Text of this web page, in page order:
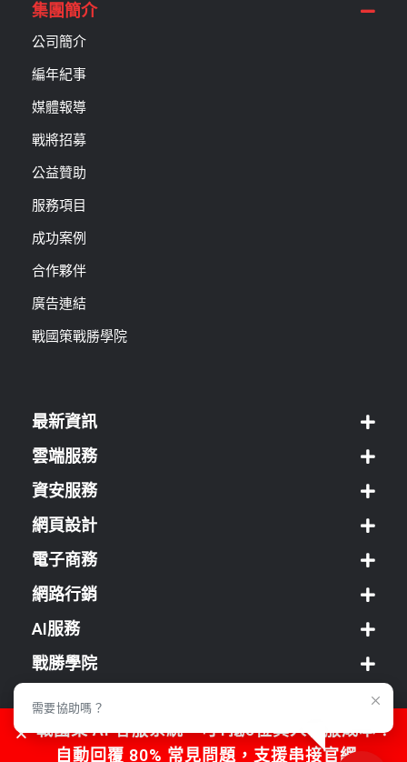
集團簡介
公司簡介
編年紀事
媒體報導
戰將招募
公益贊助
服務項目
成功案例
合作夥伴
廣告連結
戰國策戰勝學院
最新資訊
雲端服務
資安服務
網頁設計
電子商務
網路行銷
AI服務
戰勝學院
經銷方案
客服中心
戰國策 AI 客服系統，可1抵5位真人客服成本！
自動回覆 80% 常見問題，支援串接官網、
需要協助嗎？